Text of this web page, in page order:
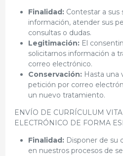
Finalidad:Contestar a sus
información, atender sus
consultas o dudas.
Legitimación:El
solicitarnos información a
correo electrónico.
Conservación:Hasta una
petición por correo
un nuevo tratamiento.
ENVÍO DE CURRÍCULUM
ELECTRÓNICO DE FORMA
Finalidad:Disponer de su
en nuestros procesos de